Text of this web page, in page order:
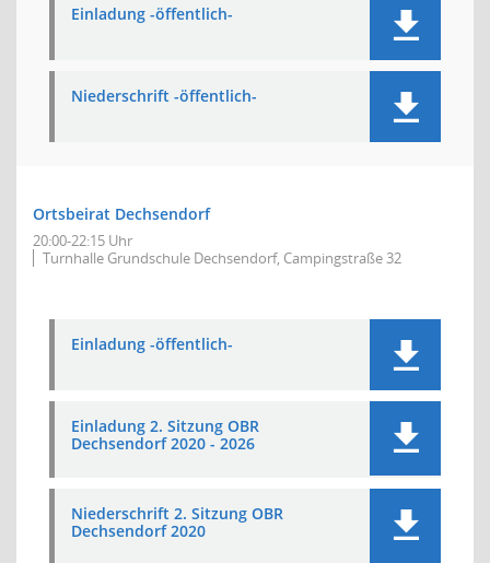
Einladung -öffentlich-
Niederschrift -öffentlich-
Ortsbeirat Dechsendorf
20:00-22:15 Uhr
Turnhalle Grundschule Dechsendorf, Campingstraße 32
Einladung -öffentlich-
Einladung 2. Sitzung OBR
Dechsendorf 2020 - 2026
Niederschrift 2. Sitzung OBR
Dechsendorf 2020